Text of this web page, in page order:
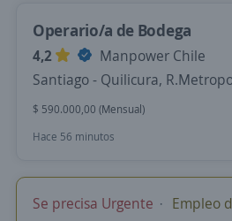
Operario/a de Bodega
4,2
Manpower Chile
Santiago - Quilicura,
$ 590.000,00 (Mensual)
Hace 56 minutos
Se precisa Urgente Empleo